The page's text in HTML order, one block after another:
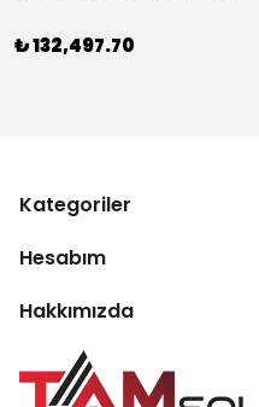
₺ 132,497.70
Kategoriler
Hesabım
Hakkımızda